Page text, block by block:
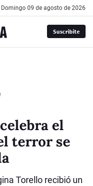
domingo 09 de agosto de 2026
Suscribite
el
terror se
Torello recibió un